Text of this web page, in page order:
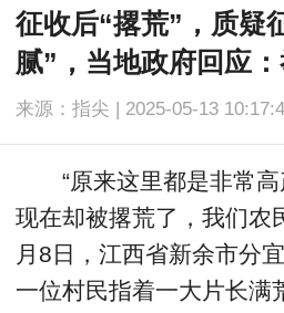
征收后“撂荒”，质疑
腻”，当地政府回应
来源：指尖 | 2025-05-13
“原来这里都是非常
现在却被撂荒了，我们
月8日，江西省新余市分
一位村民指着一大片长满